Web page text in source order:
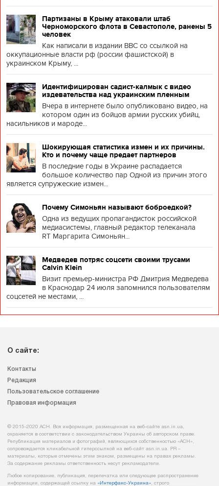
Партизаны в Крыму атаковали штаб
Черноморского флота в Севастополе, ранены 5
человек
Как написали в издании BBC со ссылкой на
оккупационные власти рф (россии фашистской) в
украинском Крыму, ...
Идентифицирован садист-калмык с видео
издевательства над украинским пленным
Вчера в интернете было опубликовано видео, на
котором один из бойцов армии русских убийц,
насильников и мароде...
Шокирующая статистика измен и их причины.
Кто и почему чаще предает партнеров
В последние годы в Украине распадается
большое количество пар Одной из причин этого
является супружеские измен...
Почему Симоньян называют боброедкой?
Одна из ведущих пропагандисток российской
медиасистемы, главный редактор телеканала
RT Маргарита Симоньян...
Медведев потряс соцсети своими трусами
Calvin Klein
Визит премьер-министра РФ Дмитрия Медведева
в Краснодар 24 июля запомнился пользователям
соцсетей не местами, ...
О сайте:
Контакты
Редакция
Пользовательское соглашение
Правовая информация
© 2015-2020 АСН. Вся информация, размещенная на веб-сайте asn.in.ua,
охраняется в соответствии с законодательством Украины об авторском праве.
Републикация материалов и фотографий, являющихся собственностью «АСН»,
сопровождается кликабельной гиперссылкой на веб-сайт asn.іn.ua. PR –
материалы, которые отмечены этим знаком, размещены на правах рекламы.
За содержание рекламы ответственность несут рекламодатели.
Любое копирование, публикация, перепечатка или следующее распространение
информации, содержащей ссылку на «Интерфакс-Украина», строго